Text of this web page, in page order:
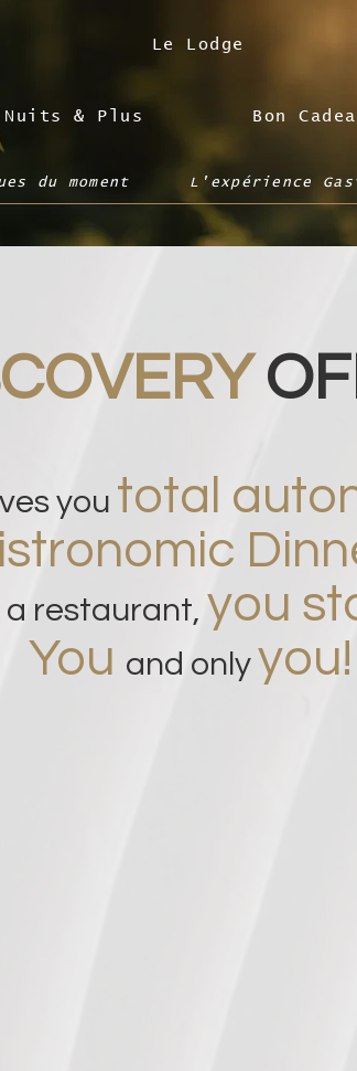
you total
a restaurant, you
You and onlyyou!
Le Lodge
& Plus Bon
du moment L'expérience